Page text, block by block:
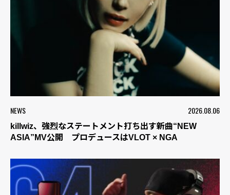
NEWS 2026.08.06
killwiz、強烈なステートメント打ち出す新曲“NEW
ASIA”MV公開 プロデュースはVLOT × NGA